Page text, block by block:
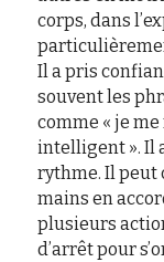
corps, dans
Il a pris
souvent les
comme « je
intelligent ». Il
rythme. Il peut
mains en
plusieurs
d’arrêt pour